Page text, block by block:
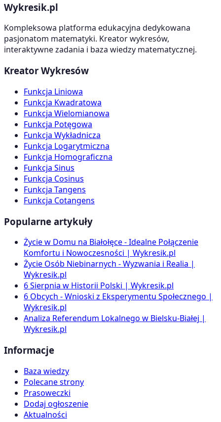
Wykresik.pl
Kompleksowa platforma edukacyjna dedykowana
pasjonatom matematyki. Kreator wykresów,
interaktywne zadania i baza wiedzy matematycznej.
Kreator Wykresów
Funkcja Liniowa
Funkcja Kwadratowa
Funkcja Wielomianowa
Funkcja Potęgowa
Funkcja Wykładnicza
Funkcja Logarytmiczna
Funkcja Homograficzna
Funkcja Sinus
Funkcja Cosinus
Funkcja Tangens
Funkcja Cotangens
Popularne artykuły
Życie w Domu na Białołęce - Idealne Połączenie
Komfortu i Nowoczesności | Wykresik.pl
Życie Osób Niebinarnych - Wyzwania i Realia |
Wykresik.pl
6 Sierpnia w Historii Polski | Wykresik.pl
6 Obcych - Wnioski z Eksperymentu Społecznego |
Wykresik.pl
Analiza Referendum Lokalnego w Bielsku-Białej |
Wykresik.pl
Informacje
Baza wiedzy
Polecane strony
Prasoweczki
Dodaj ogłoszenie
Aktualności